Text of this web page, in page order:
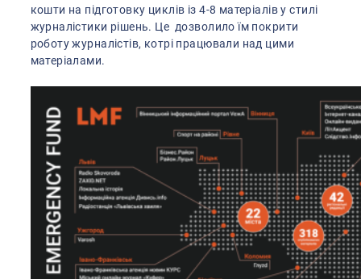
кошти на підготовку циклів із 4-8 матеріалів у стилі
журналістики рішень. Це дозволило їм покрити
роботу журналістів, котрі працювали над цими
матеріалами.